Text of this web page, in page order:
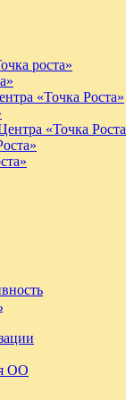
роста»
«Точка Роста»
«Точка
ОО